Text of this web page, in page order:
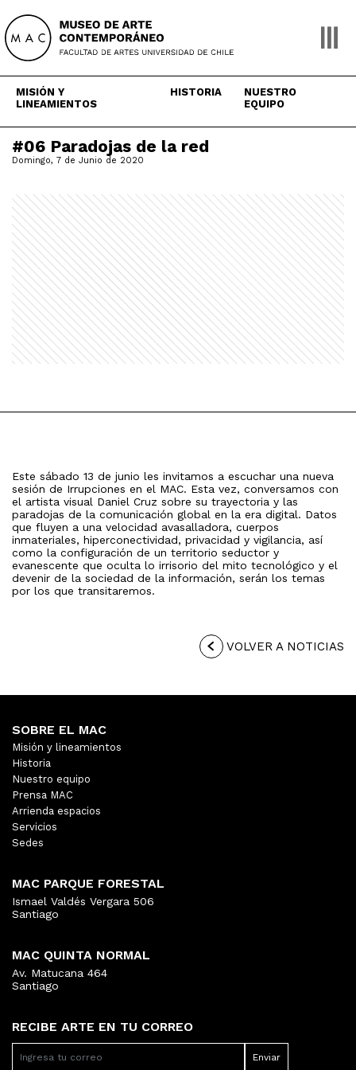
content
MISIÓN Y
LINEAMIENTOS
HISTORIA
NUESTRO
EQUIPO
#06 Paradojas de la red
Domingo, 7 de Junio de 2020
Este sábado 13 de junio les invitamos a escuchar una nueva
sesión de Irrupciones en el MAC. Esta vez, conversamos con
el artista visual Daniel Cruz sobre su trayectoria y las
paradojas de la comunicación global en la era digital. Datos
que fluyen a una velocidad avasalladora, cuerpos
inmateriales, hiperconectividad, privacidad y vigilancia, así
como la configuración de un territorio seductor y
evanescente que oculta lo irrisorio del mito tecnológico y el
devenir de la sociedad de la información, serán los temas
por los que transitaremos.
VOLVER A NOTICIAS
RECIBE ARTE EN TU CORREO
SOBRE EL MAC
Misión y lineamientos
Historia
Nuestro equipo
Prensa MAC
Arrienda espacios
Servicios
Sedes
MAC PARQUE FORESTAL
Ismael Valdés Vergara 506
Santiago
MAC QUINTA NORMAL
Av. Matucana 464
Santiago